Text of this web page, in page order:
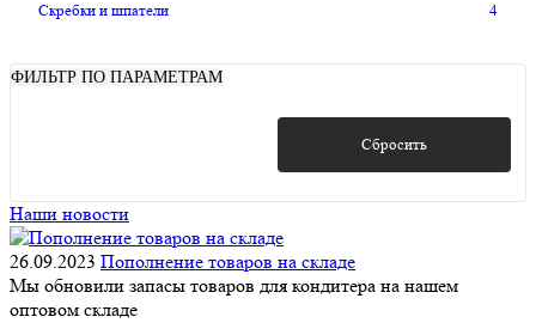
Скребки и шпатели 4
ФИЛЬТР ПО ПАРАМЕТРАМ
Сбросить
Наши новости
26.09.2023 Пополнение товаров на складе
Мы обновили запасы товаров для кондитера на нашем
оптовом складе